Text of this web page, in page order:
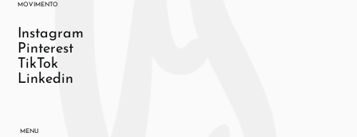
MOVIMENTO
Instagram
Pinterest
TikTok
Linkedin
MENU